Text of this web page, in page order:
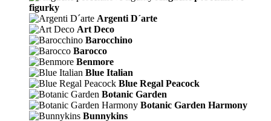
figurky
Argenti D´arte
Art Deco
Barocchino
Barocco
Benmore
Blue Italian
Blue Regal Peacock
Botanic Garden
Botanic Garden Harmony
Bunnykins